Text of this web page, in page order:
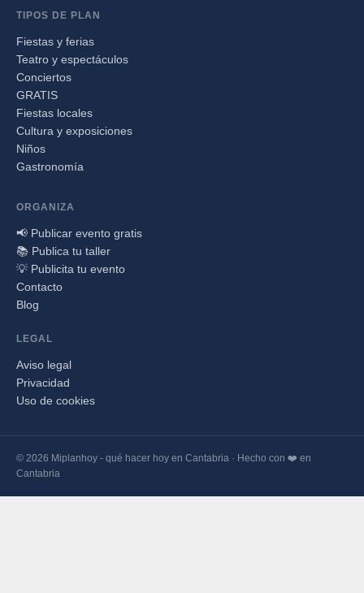
TIPOS DE PLAN
Fiestas y ferias
Teatro y espectáculos
Conciertos
GRATIS
Fiestas locales
Cultura y exposiciones
Niños
Gastronomía
ORGANIZA
📢 Publicar evento gratis
📚 Publica tu taller
💡 Publicita tu evento
Contacto
Blog
LEGAL
Aviso legal
Privacidad
Uso de cookies
© 2026 Miplanhoy - qué hacer hoy en Cantabria · Hecho con ❤️ en
Cantabria